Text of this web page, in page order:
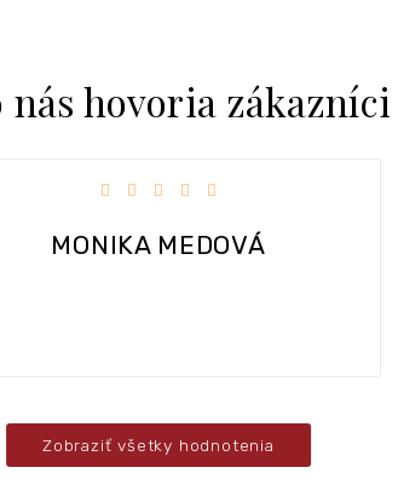
nás hovoria zákazníci
MONIKA MEDOVÁ
Hodnotenie obchodu je 5 z 5 hviezdičiek.
Zobraziť všetky hodnotenia